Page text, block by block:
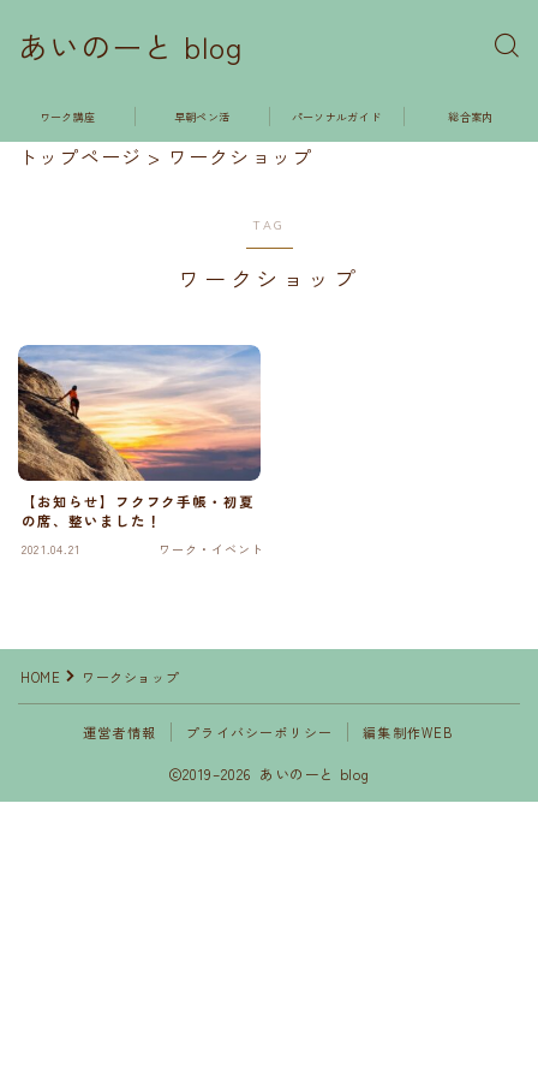
あいのーと blog
ワーク講座 早朝ペン活 パーソナルガイド 総合案内
トップページ > ワークショップ
TAG
ワークショップ
【お知らせ】フクフク手帳・初夏
の席、整いました！
2021.04.21 ワーク・イベント
HOME ワークショップ
運営者情報 プライバシーポリシー 編集制作WEB
2019–2026 あいのーと blog